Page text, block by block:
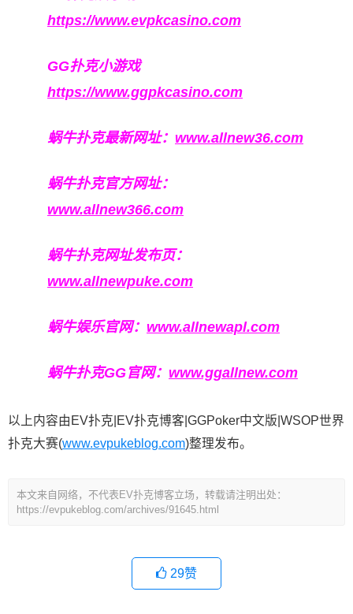
https://www.evpkcasino.com
GG扑克小游戏
https://www.ggpkcasino.com
蜗牛扑克最新网址： www.allnew36.com
蜗牛扑克官方网址：
www.allnew366.com
蜗牛扑克网址发布页：
www.allnewpuke.com
蜗牛娱乐官网： www.allnewapl.com
蜗牛扑克GG官网： www.ggallnew.com
以上内容由EV扑克|EV扑克博客|GGPoker中文版|WSOP世界
扑克大赛(www.evpukeblog.com)整理发布。
本文来自网络，不代表EV扑克博客立场，转载请注明出处：
https://evpukeblog.com/archives/91645.html
29赞